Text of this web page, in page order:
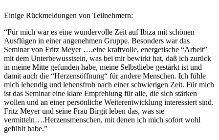
Einige Rückmeldungen von Teilnehmern:
“Für mich war es eine wundervolle Zeit auf Ibiza mit schönen
Ausflügen in einer angenehmen Gruppe. Besonders war das
Seminar von Fritz Meyer ….eine kraftvolle, energetische “Arbeit”
mit dem Unterbewusstsein, was bei mir bewirkt hat, daß ich zurück
in meine Mitte gefunden habe, meine Selbstliebe gestärkt ist und
damit auch die “Herzensöffnung“ für andere Menschen. Ich fühle
mich lebendig und lebensfroh nach einer schwierigen Zeit. Für mich
ist das Seminar eine klare Empfehlung für alle, die sich stärken
wollen und an einer persönliche Weiterentwicklung interessiert sind.
Fritz Meyer und seine Frau Birgit leben das, was sie
vermitteln….Herzensmenschen, mit denen ich mich sofort wohl
gefühlt habe.”